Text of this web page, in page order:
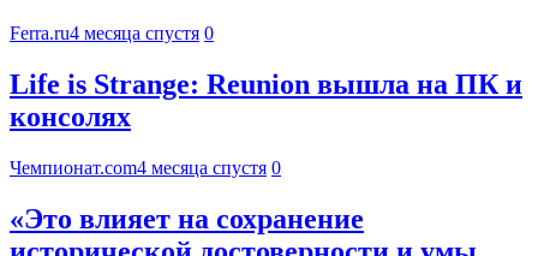
Ferra.ru4 месяца спустя 0
Life is Strange: Reunion вышла на ПК и
консолях
Чемпионат.com4 месяца спустя 0
«Это влияет на сохранение